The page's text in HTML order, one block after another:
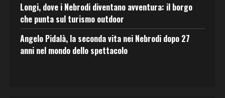
Longi, dove i Nebrodi diventano avventura: il borgo
che punta sul turismo outdoor
Angelo Pidalà, la seconda vita nei Nebrodi dopo 27
anni nel mondo dello spettacolo